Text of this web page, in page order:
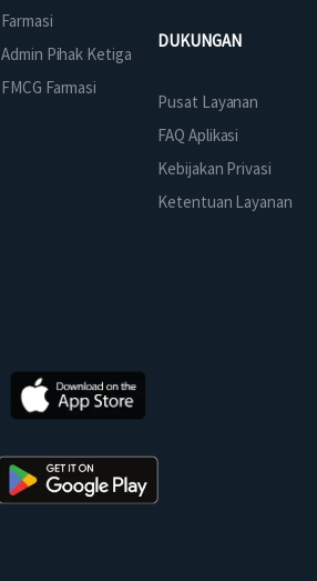
Farmasi
Admin Pihak Ketiga
FMCG Farmasi
DUKUNGAN
Pusat Layanan
FAQ Aplikasi
Kebijakan Privasi
Ketentuan Layanan